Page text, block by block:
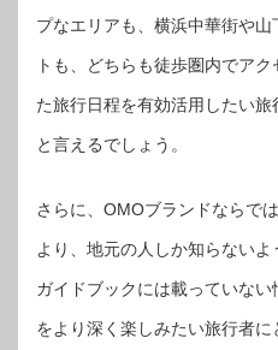
プなエリアも、横浜中華街や
トも、どちらも徒歩圏内でア
た旅行日程を有効活用したい
と言えるでしょう。
さらに、OMOブランドならで
より、地元の人しか知らないよ
ガイドブックには載っていな
をより深く楽しみたい旅行者